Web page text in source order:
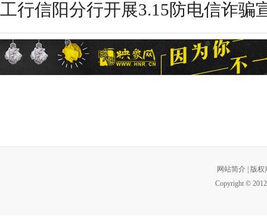
工行信阳分行开展3.15防电信诈骗
网站简介
版权
Copyright ©